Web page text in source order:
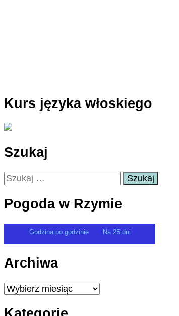
Kurs języka włoskiego
Szukaj
Szukaj:
Pogoda w Rzymie
Godzina po godzinie Na 25 dni
Archiwa
Archiwa